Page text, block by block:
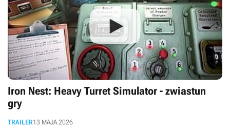
Iron Nest: Heavy Turret Simulator - zwiastun
gry
TRAILER13 MAJA 2026